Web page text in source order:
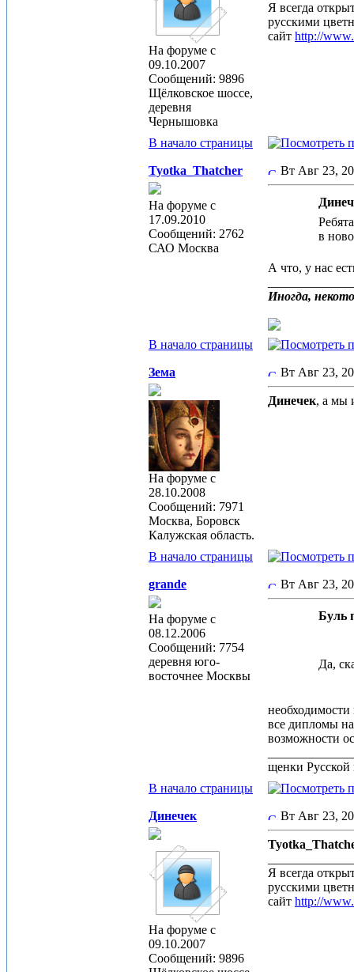
На форуме с
09.10.2007
Сообщений: 9896
Щёлковское шоссе,
деревня
Чернышовка
Я всегда
русскими
сайт http://
В начало страницы
Tyotka_Thatcher
На форуме с
17.09.2010
Сообщений: 2762
САО Москва
Вт Авг 23,
в
А что, у нас
Иногда,
В начало страницы
Зема
На форуме с
28.10.2008
Сообщений: 7971
Москва, Боровск
Калужская область.
Вт Авг 23,
Динечек, а мы
В начало страницы
grande
На форуме с
08.12.2006
Сообщений: 7754
деревня юго-
восточнее Москвы
Вт Авг 23,
Буль
Да,
необходимости
все дипломы
возможности
щенки Русской
В начало страницы
Динечек
На форуме с
09.10.2007
Сообщений: 9896
Вт Авг 23,
Я всегда
русскими
сайт http://